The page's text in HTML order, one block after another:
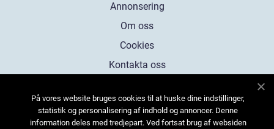
Annonsering
Om oss
Cookies
Kontakta oss
På vores website bruges cookies til at huske dine indstillinger,
statistik og personalisering af indhold og annoncer. Denne
information deles med tredjepart. Ved fortsat brug af websiden